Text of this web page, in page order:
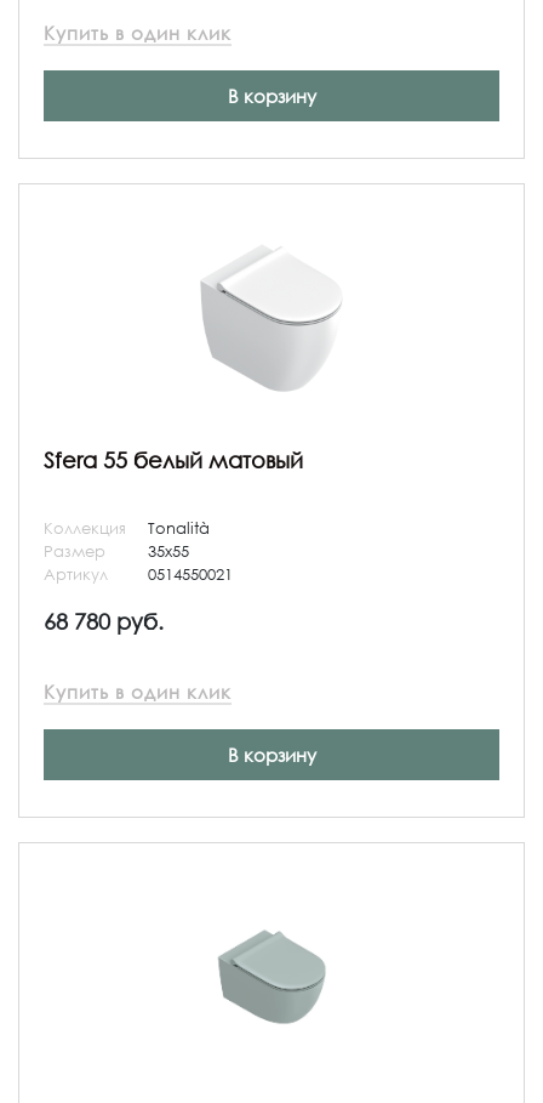
Купить в один клик
В корзину
Sfera 55 белый матовый
Коллекция
Tonalità
Размер
35x55
Артикул
0514550021
68 780 руб.
Купить в один клик
В корзину